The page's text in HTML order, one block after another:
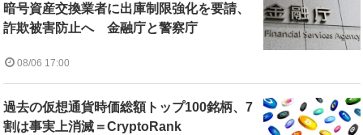
暗号資産交換業者に出庫制限強化を要請、
詐欺被害防止へ 金融庁と警察庁
08/06 17:00
過去の仮想通貨時価総額トップ100銘柄、7
割は事実上消滅＝CryptoRank